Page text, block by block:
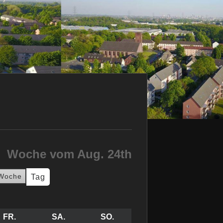
Woche vom Aug. 24th
Tag
FR. SA.SAMSTAGSO.SONNTAG